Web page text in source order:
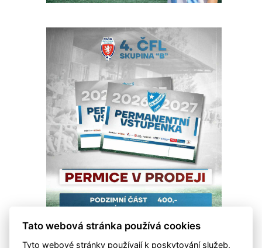
Tato webová stránka používá cookies
Tyto webové stránky používají k poskytování služeb,